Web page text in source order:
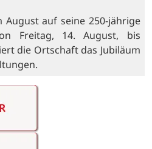
auf seine 250-jährige
Freitag, 14. August, bis
die Ortschaft das Jubiläum